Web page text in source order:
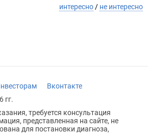
интересно / не интересно
Вконтакте
гг.
требуется консультация
представленная на сайте, не
для постановки диагноза,